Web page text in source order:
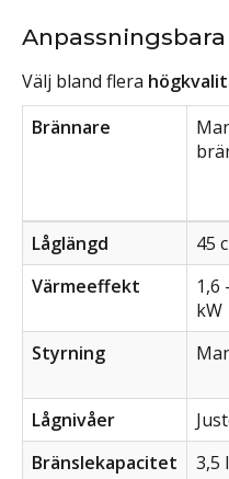
Välj bland flera
Brännare
Låglängd 45
Värmeeffekt
1,6
kW
Styrning
Lågnivåer
Bränslekapacitet
3,5